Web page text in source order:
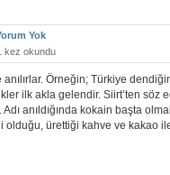
Yok
kez okundu
Örneğin; Türkiye
ilk akla gelendir. Siirt’ten söz
Adı anıldığında kokain başta
olduğu, ürettiği kahve ve kakao